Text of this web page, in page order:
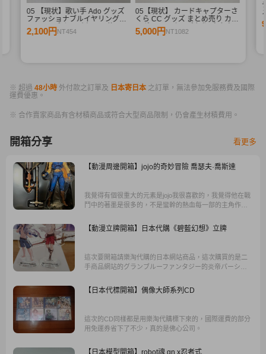
05 【現状】歌い手 Ado グッズ
ファッショナブルイヤリング
2ndライブ カムパネルラ 他
2,100円 NT454
05【現状】 カードキャプターさ
くら CC グッズ まとめ売り カー
ドダス マスターズ 初版 木之本
桜 少狼 他
5,000円 NT1082
※ 超過 48小時 外付款之訂單及 日本寄日本 之訂單，無法參加免服務費及國際
運費優惠。
※ 合作賣家商品有含材積商品或符合大型商品限制，仍會產生材積費用。
開箱分享 看更多
【動漫周邊開箱】jojo的奇妙冒險 喬瑟夫·喬斯達
我覺得有個很重大的元素是jojo我很喜歡的，我覺得他在戰
鬥中的著墨是很多的，不是蠻幹的熱血每一部的主角作者
思在打鬥方面，從第二部就開始看得到，這也是我相信大
家為何會喜歡Jojo的原因，所以我還是很喜歡第二部所以就
【動漫立牌開箱】日本代購《碧藍幻想》立牌
這次要開箱請樂淘代購的日本網站商品，這次購買的是二
手商品網站的グランブルーファンタジー的炎帝パーシヴ
形式購買的商品，因為當時沒有跟到(也不相信自己的盲抽
手氣)，就剛好在二手網站上面看到有在賣泳裝立牌！
【日本代標開箱】偶像大師系列CD
這次的CD同樣都是用樂淘代購標下來的，國際運費的部分
用免運券省下了不少，真的是佛心公司。
【日本模型開箱】robot魂 gn x忍者式